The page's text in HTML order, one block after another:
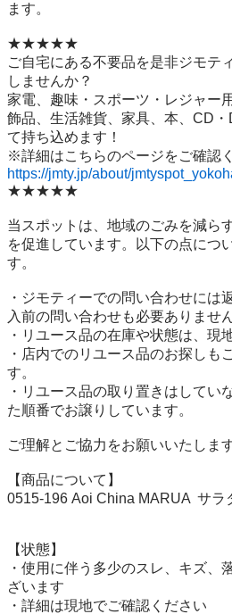
ます。
★★★★★
ご自宅にある不要品を是非ジモテ
しませんか？
家電、趣味・スポーツ・レジャー
飾品、生活雑貨、家具、本、CD
て持ち込めます！
https://jmty.jp/about/
★★★★★
当スポットは、地域のごみを減ら
を促進しています。以下の点につ
す。
・ジモティーでの問い合わせには
入前の問い合わせも必要ありません
・リユース品の在庫や状態は、現
・店内でのリユース品のお探しも
す。
・リユース品の取り置きはしてい
た順番でお譲りしています。
ご理解とご協力をお願いいたします
【商品について】
0515-196 Aoi China MARUA  サラ
【状態】
・使用に伴う多少のスレ、キズ、
ざいます
・詳細は現地でご確認ください